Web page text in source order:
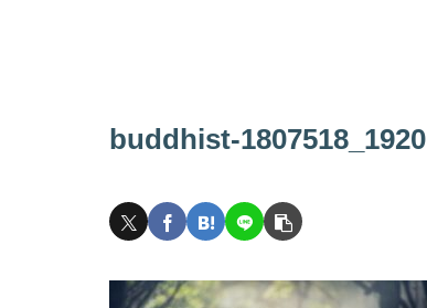
buddhist-1807518_1920